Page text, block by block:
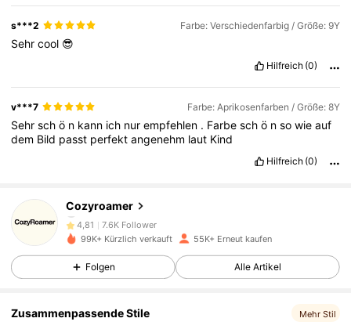
s***2 Farbe: Verschiedenfarbig / Größe: 9Y
Sehrcool 😎
Hilfreich (0)
v***7 Farbe: Aprikosenfarben / Größe: 8Y
Sehrschö n kann ich nurempfehlen . Farbeschö nsowieauf
dem Bild passt perfektangenehm laut Kind
Hilfreich (0)
Cozyroamer
4,81 7.6K Follower
4,81 7.6K Follower
99K+ Kürzlich verkauft 55K+ Erneut kaufen
Folgen Alle Artikel
Zusammenpassende Stile Mehr Stil